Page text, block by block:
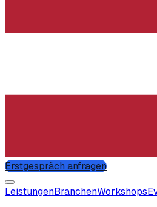
Erstgespräch anfragen
LeistungenBranchenWorkshops